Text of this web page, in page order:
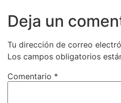
Deja un
Tu dirección de correo
Los campos obligatorios
Comentario *